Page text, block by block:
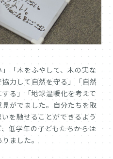
「木をふやして、木の実な
力して自然を守る」「自然
る」「地球温暖化を考えて
がでました。自分たちを取
を馳せることができるよう
低学年の子どもたちからは
りました。